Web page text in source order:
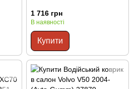
1 716 грн
В наявності
Купити